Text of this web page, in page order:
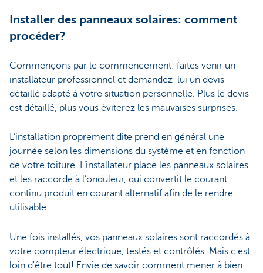
Installer des panneaux solaires: comment
procéder?
Commençons par le commencement: faites venir un
installateur professionnel et demandez-lui un devis
détaillé adapté à votre situation personnelle. Plus le devis
est détaillé, plus vous éviterez les mauvaises surprises.
L’installation proprement dite prend en général une
journée selon les dimensions du système et en fonction
de votre toiture. L’installateur place les panneaux solaires
et les raccorde à l’onduleur, qui convertit le courant
continu produit en courant alternatif afin de le rendre
utilisable.
Une fois installés, vos panneaux solaires sont raccordés à
votre compteur électrique, testés et contrôlés. Mais c'est
loin d'être tout! Envie de savoir comment mener à bien